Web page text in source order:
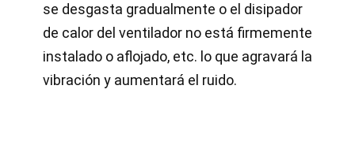
se desgasta gradualmente o el disipador
de calor del ventilador no está firmemente
instalado o aflojado, etc. lo que agravará la
vibración y aumentará el ruido.